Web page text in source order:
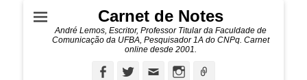
Carnet de Notes
André Lemos, Escritor, Professor Titular da Faculdade de
Comunicação da UFBA, Pesquisador 1A do CNPq. Carnet
online desde 2001.
FacebookTwitterEmail Instagram